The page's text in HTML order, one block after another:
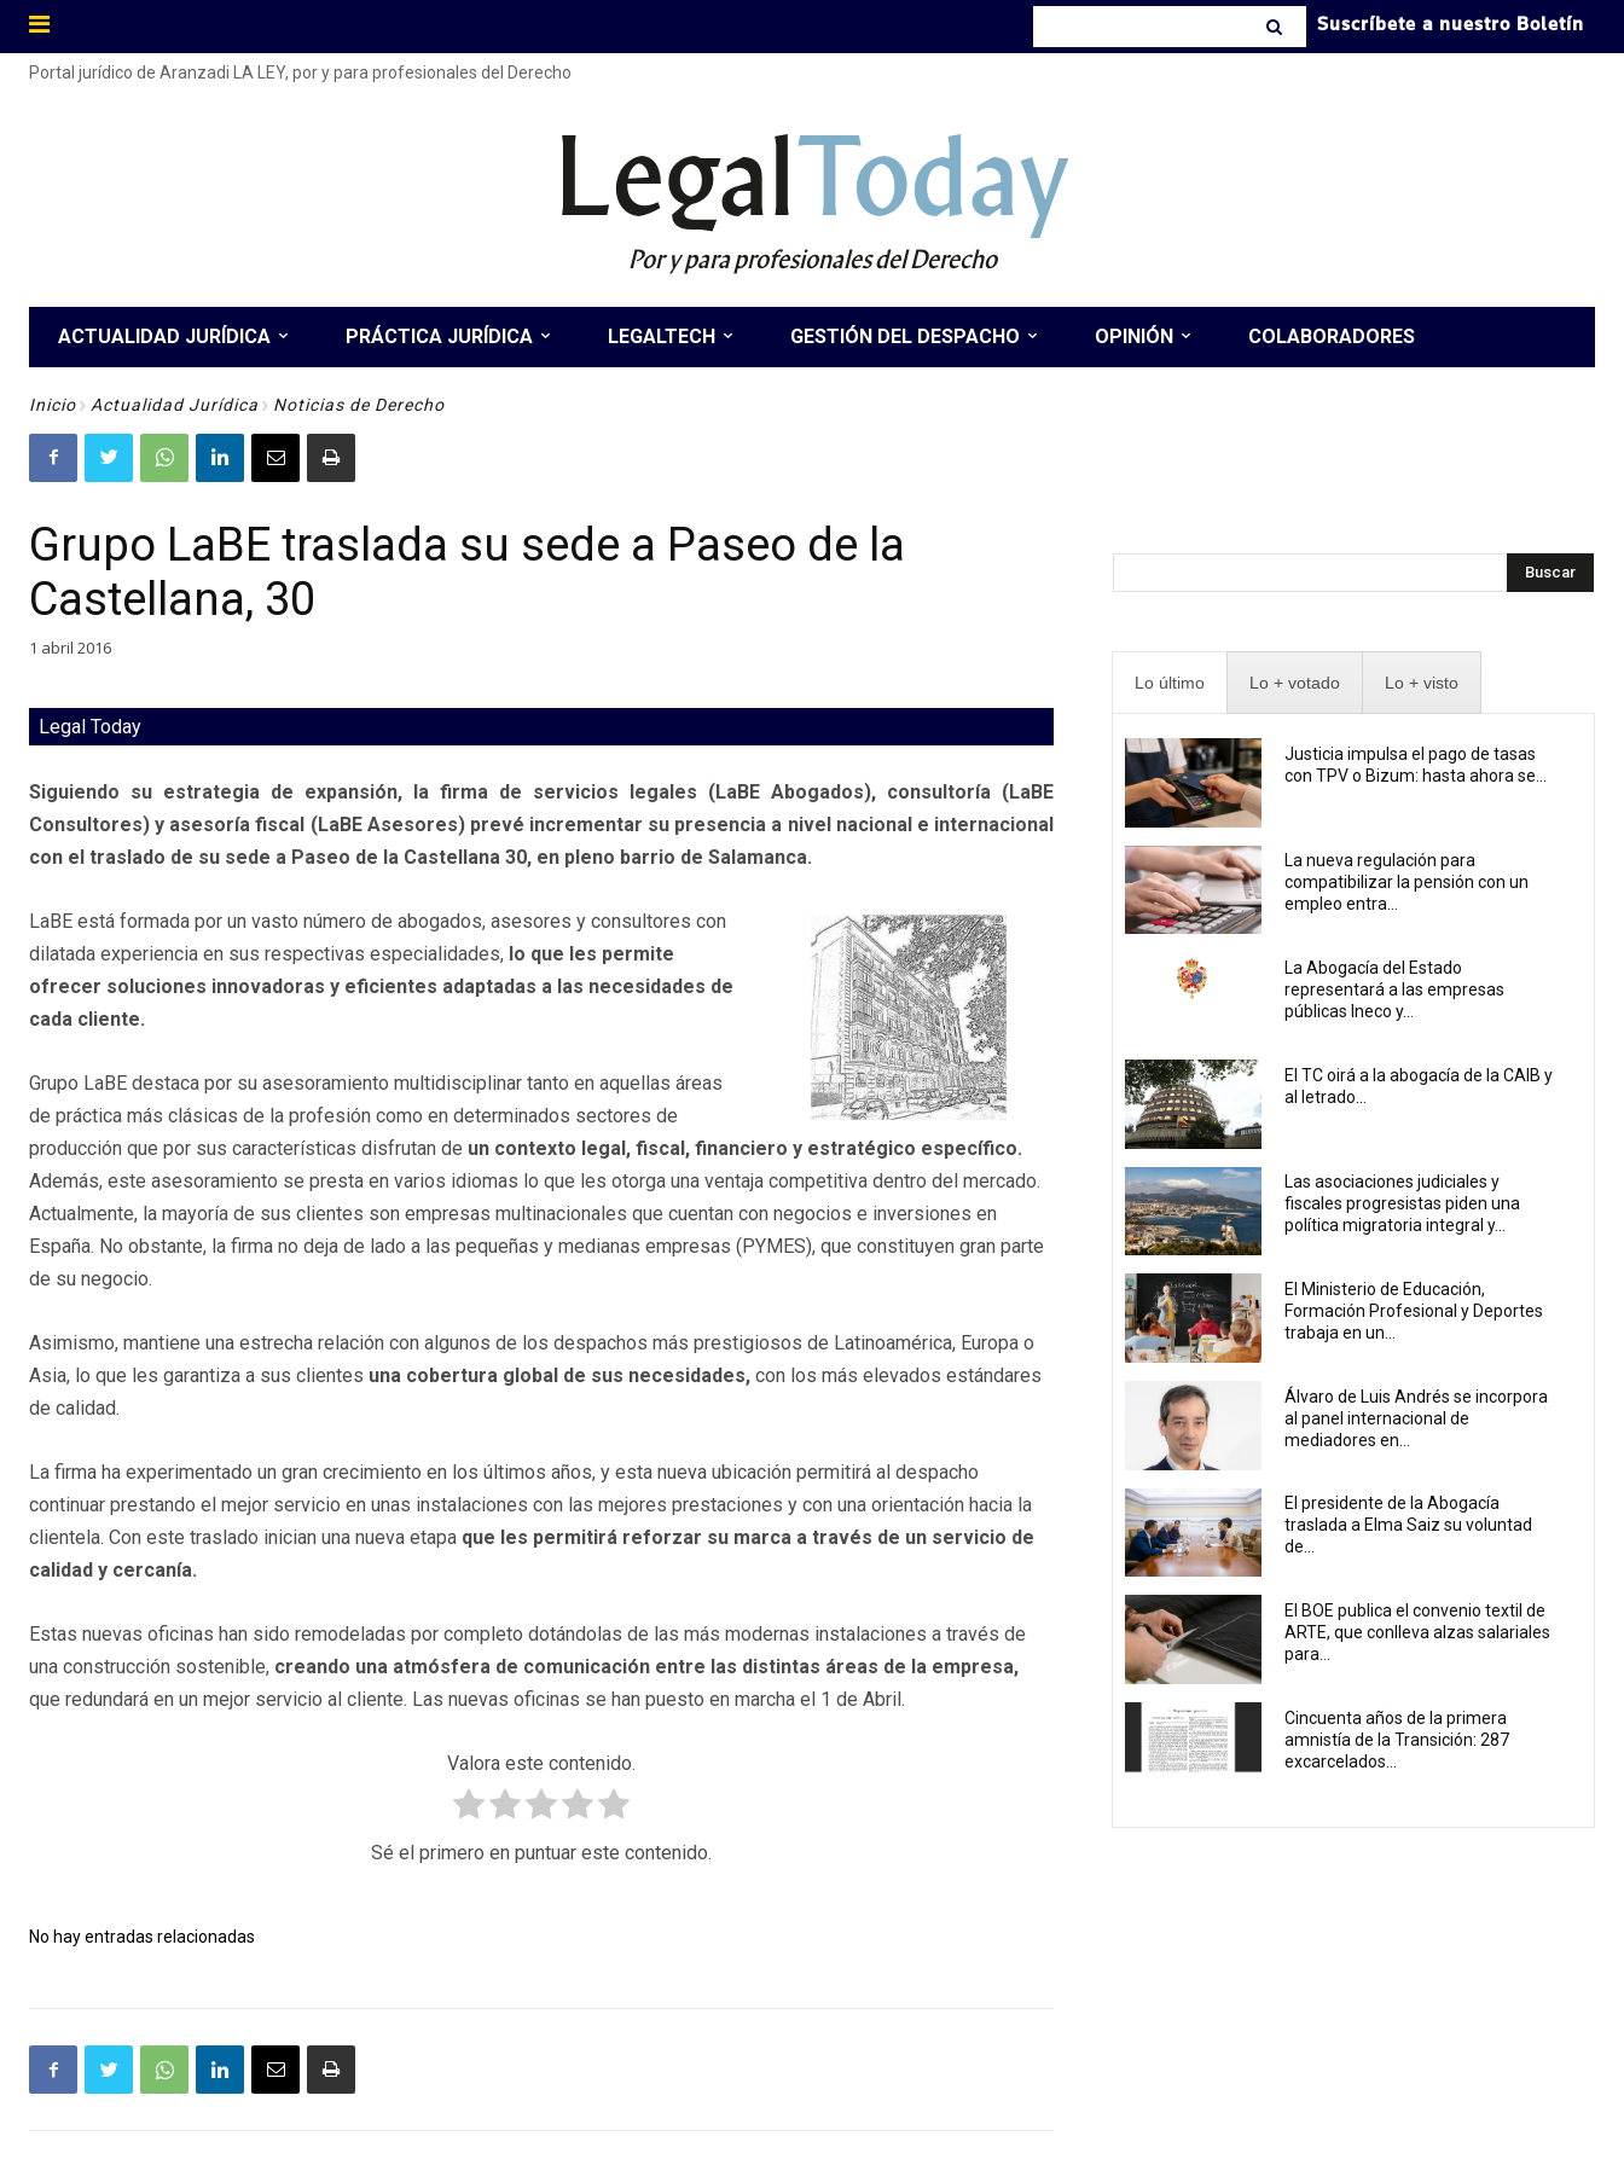
Suscríbete a nuestro Boletín
Portal jurídico de Aranzadi LA LEY, por y para profesionales del Derecho
LegalToday
Por y para profesionales del Derecho
ACTUALIDAD JURÍDICA PRÁCTICA JURÍDICA LEGALTECH GESTIÓN DEL DESPACHO OPINIÓN COLABORADORES
Inicio Actualidad Jurídica Noticias de Derecho
Grupo LaBE traslada su sede a Paseo de la
Castellana, 30
1 abril 2016
Legal Today
Siguiendo su estrategia de expansión, la firma de servicios legales (LaBE Abogados), consultoría (LaBE
Consultores) y asesoría fiscal (LaBE Asesores) prevé incrementar su presencia a nivel nacional e internacional
con el traslado de su sede a Paseo de la Castellana 30, en pleno barrio de Salamanca.
LaBE está formada por un vasto número de abogados, asesores y consultores con
dilatada experiencia en sus respectivas especialidades, lo que les permite
ofrecer soluciones innovadoras y eficientes adaptadas a las necesidades de
cada cliente.
Grupo LaBE destaca por su asesoramiento multidisciplinar tanto en aquellas áreas
de práctica más clásicas de la profesión como en determinados sectores de
producción que por sus características disfrutan de un contexto legal, fiscal, financiero y estratégico específico.
Además, este asesoramiento se presta en varios idiomas lo que les otorga una ventaja competitiva dentro del mercado.
Actualmente, la mayoría de sus clientes son empresas multinacionales que cuentan con negocios e inversiones en
España. No obstante, la firma no deja de lado a las pequeñas y medianas empresas (PYMES), que constituyen gran parte
de su negocio.
Asimismo, mantiene una estrecha relación con algunos de los despachos más prestigiosos de Latinoamérica, Europa o
Asia, lo que les garantiza a sus clientes una cobertura global de sus necesidades, con los más elevados estándares
de calidad.
La firma ha experimentado un gran crecimiento en los últimos años, y esta nueva ubicación permitirá al despacho
continuar prestando el mejor servicio en unas instalaciones con las mejores prestaciones y con una orientación hacia la
clientela. Con este traslado inician una nueva etapa que les permitirá reforzar su marca a través de un servicio de
calidad y cercanía.
Estas nuevas oficinas han sido remodeladas por completo dotándolas de las más modernas instalaciones a través de
una construcción sostenible, creando una atmósfera de comunicación entre las distintas áreas de la empresa,
que redundará en un mejor servicio al cliente. Las nuevas oficinas se han puesto en marcha el 1 de Abril.
Valora este contenido.
Sé el primero en puntuar este contenido.
No hay entradas relacionadas
Buscar
Lo último Lo + votado Lo + visto
Justicia impulsa el pago de tasas
con TPV o Bizum: hasta ahora se...
La nueva regulación para
compatibilizar la pensión con un
empleo entra...
La Abogacía del Estado
representará a las empresas
públicas Ineco y...
El TC oirá a la abogacía de la CAIB y
al letrado...
Las asociaciones judiciales y
fiscales progresistas piden una
política migratoria integral y...
El Ministerio de Educación,
Formación Profesional y Deportes
trabaja en un...
Álvaro de Luis Andrés se incorpora
al panel internacional de
mediadores en...
El presidente de la Abogacía
traslada a Elma Saiz su voluntad
de...
El BOE publica el convenio textil de
ARTE, que conlleva alzas salariales
para...
Cincuenta años de la primera
amnistía de la Transición: 287
excarcelados...